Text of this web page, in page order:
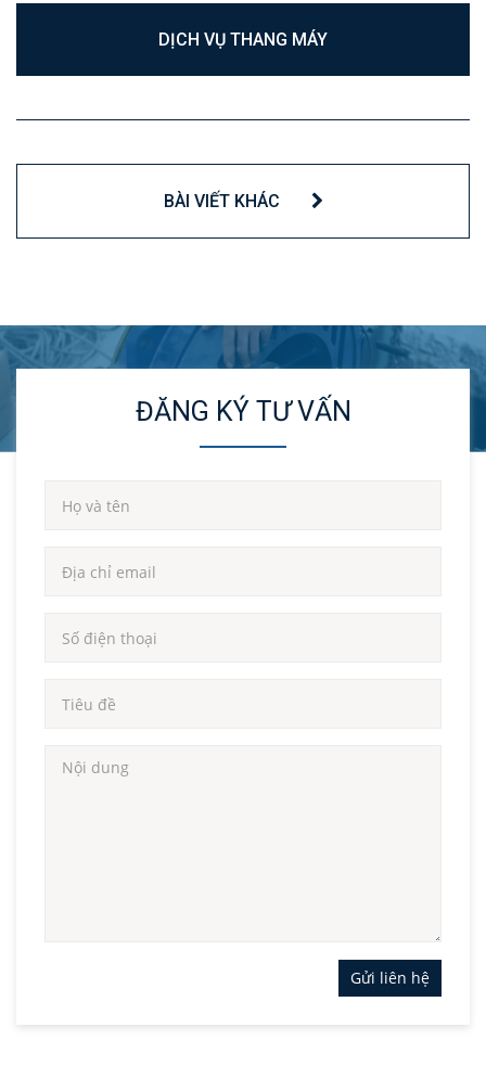
DỊCH VỤ THANG MÁY
BÀI VIẾT KHÁC
ĐĂNG KÝ TƯ VẤN
Gửi liên hệ